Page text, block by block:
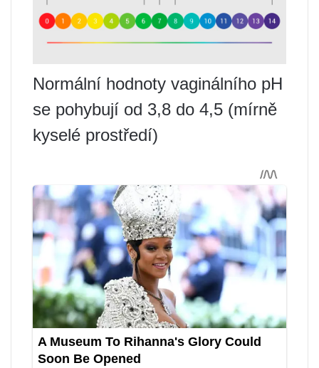
Normální hodnoty vaginálního pH
se pohybují od 3,8 do 4,5 (mírně
kyselé prostředí)